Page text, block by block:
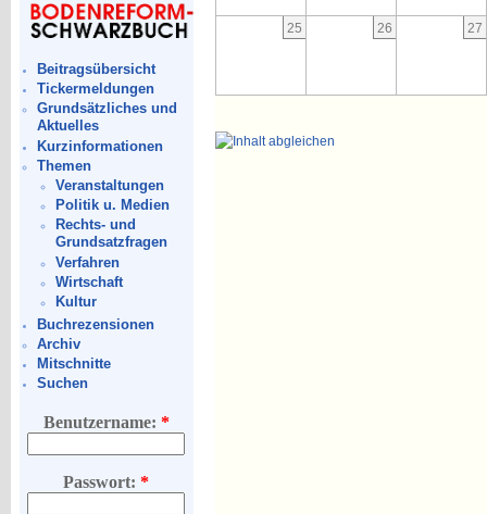
Beitragsübersicht
Tickermeldungen
Grundsätzliches und
Aktuelles
Kurzinformationen
Themen
Veranstaltungen
Politik u. Medien
Rechts- und
Grundsatzfragen
Verfahren
Wirtschaft
Kultur
Buchrezensionen
Archiv
Mitschnitte
Suchen
Benutzername: *
Passwort:*
25 26 27